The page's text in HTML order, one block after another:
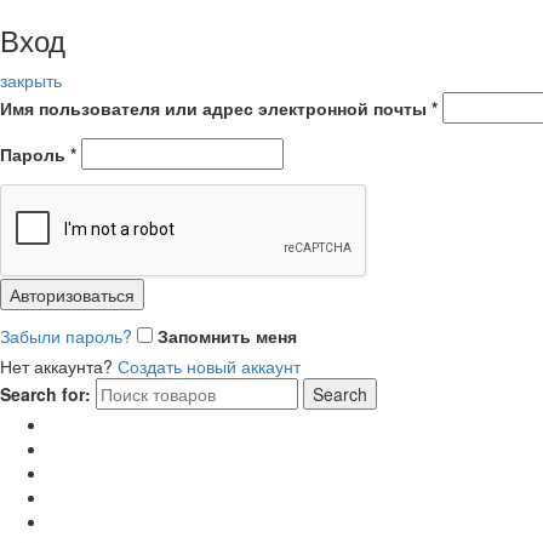
Вход
закрыть
Имя пользователя или адрес электронной почты *
Пароль *
Авторизоваться
Забыли пароль?
Запомнить меня
Нет аккаунта? Создать новый аккаунт
Search for:
Search